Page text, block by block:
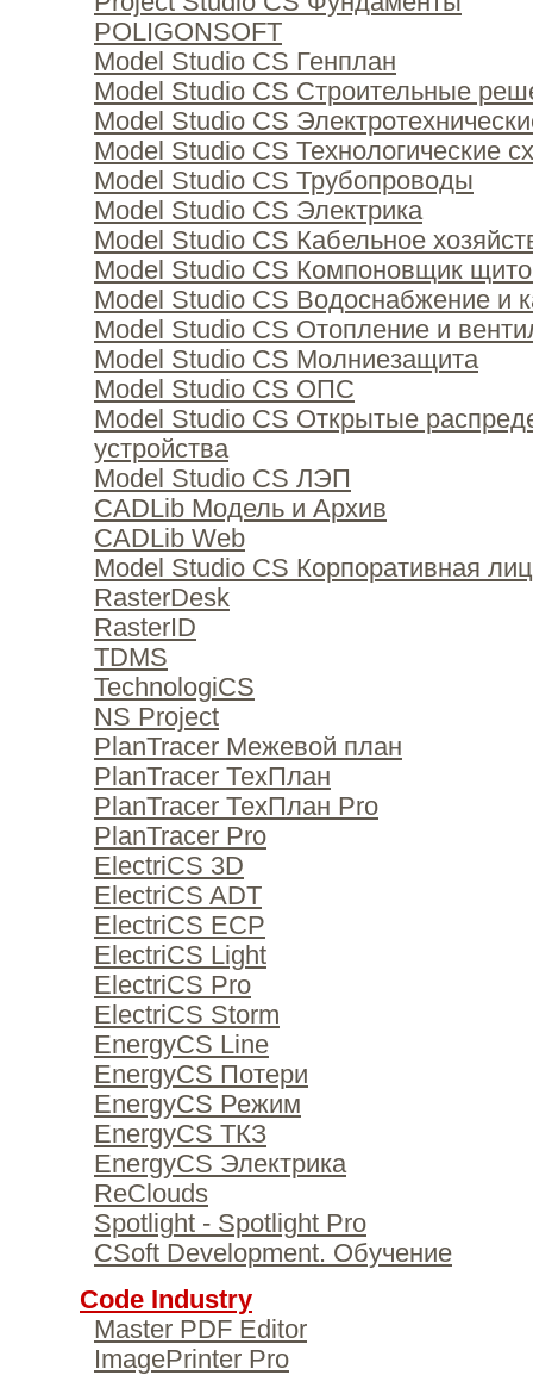
POLIGONSOFT
Model Studio CS Генплан
Model Studio CS Строительные
Model Studio CS
Model Studio CS Технологические
Model Studio CS Трубопроводы
Model Studio CS Электрика
Model Studio CS Кабельное
Model Studio CS Компоновщик
Model Studio CS Водоснабжение и
Model Studio CS Отопление и
Model Studio CS Молниезащита
Model Studio CS ОПС
Model Studio CS Открытые
устройства
Model Studio CS ЛЭП
CADLib Модель и Архив
CADLib Web
Model Studio CS Корпоративная
RasterDesk
RasterID
TDMS
TechnologiCS
NS Project
PlanTracer Межевой план
PlanTracer ТехПлан
PlanTracer ТехПлан Pro
PlanTracer Pro
ElectriCS 3D
ElectriCS ADT
ElectriCS ECP
ElectriCS Light
ElectriCS Pro
ElectriCS Storm
EnergyCS Line
EnergyCS Потери
EnergyCS Режим
EnergyCS ТКЗ
EnergyCS Электрика
ReClouds
Spotlight - Spotlight Pro
CSoft Development. Обучение
Code Industry
Master PDF Editor
ImagePrinter Pro